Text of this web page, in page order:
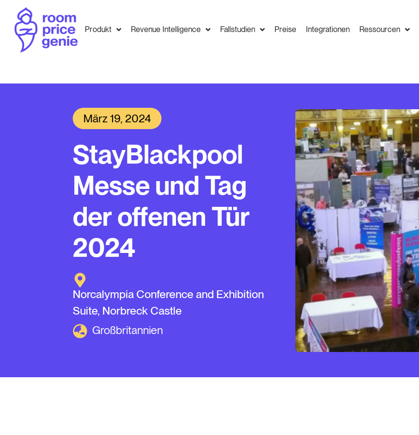
Produkt Revenue Intelligence Fallstudien Preise Integrationen Ressourcen
März 19, 2024
StayBlackpool
Messe und Tag
der offenen Tür
2024
Norcalympia Conference and Exhibition
Suite, Norbreck Castle
Großbritannien